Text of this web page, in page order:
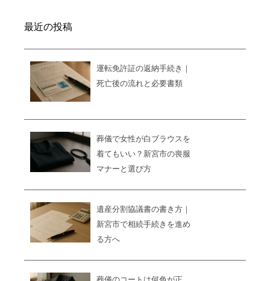
最近の投稿
運転免許証の返納手続き｜
死亡後の流れと必要書類
葬儀で女性が白ブラウスを
着てもいい？新宮市の喪服
マナーと選び方
遺産分割協議書の書き方｜
新宮市で相続手続きを進め
る方へ